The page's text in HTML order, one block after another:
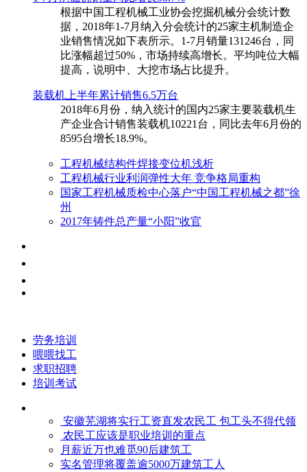
根据中国工程机械工业协会挖掘机械分会统计数
据，2018年1-7月纳入分会统计的25家主机制造企
业销售情况如下表所示。1-7月销量131246台，同
比涨幅超过50%，市场持续高增长。平均吨位大幅
提高，说明中、大挖市场占比提升。
装载机上半年累计销售6.5万台
​2018年6月份，纳入统计的国内25家主要装载机生
产企业合计销售装载机10221台，同比去年6月份的
8595台增长18.9%。
工程机械结构件焊接变位机浅析
工程机械行业利润弹性大年 竞争格局重构
国家工程机械质检中心落户“中国工程机械之都”徐
州
2017年铸件总产量“小阳”收官
劳务培训
喂喂找工
求职招聘
培训考试
安徽芜湖将实行工资直发农民工 包工头不得代领
农民工应该是职业培训的重点
月薪近万也难觅90后建筑工
实名管理将覆盖逾5000万建筑工人